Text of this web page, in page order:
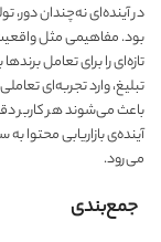
در آینده‌ای نه‌چندان
تازه‌ای را برای تعامل
تبلیغ، وارد تجربه‌ای
باعث می‌شوند هر کاربر
آینده‌ی بازاریابی
می‌رود.
جمع‌بندی